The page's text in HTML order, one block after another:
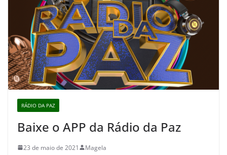
RÁDIO DA PAZ
Baixe o APP da Rádio da Paz
23 de maio de 2021 Magela